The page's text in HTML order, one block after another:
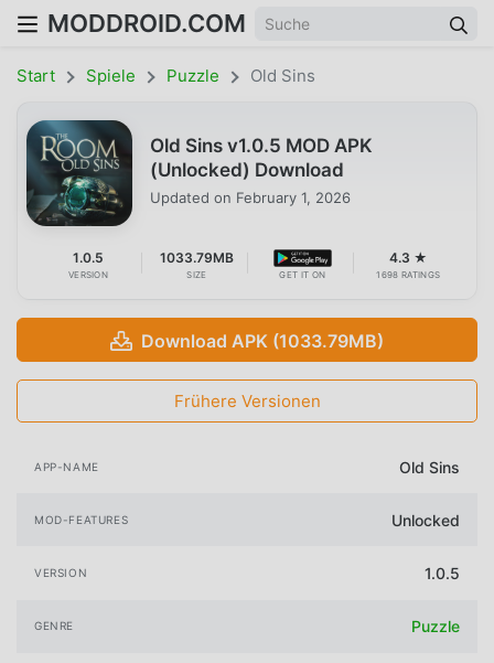
MODDROID.COM
Start Spiele Puzzle Old Sins
Old Sins v1.0.5 MOD APK
(Unlocked) Download
Updated on February 1, 2026
1.0.5
VERSION
1033.79MB
SIZE GET IT ON
4.3 ★
1698 RATINGS
Download APK (1033.79MB)
Frühere Versionen
APP-NAME Old Sins
MOD-FEATURES Unlocked
VERSION 1.0.5
GENRE Puzzle